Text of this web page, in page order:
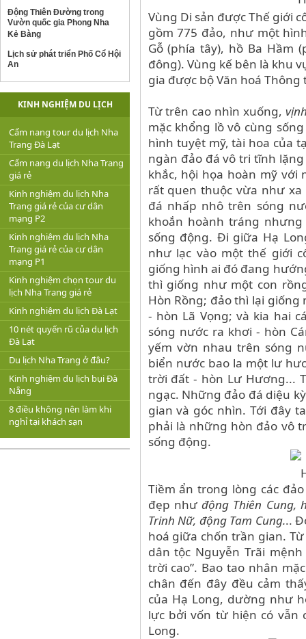
Động Thiên Đường trong
Vườn quốc gia Phong Nha
Kẻ Bàng
Lịch sử phát triển Phố Cổ Hội
An
KINH NGHIỆM DU LỊCH
Cẩm nang tour du lịch Nha
Trang Đà Lạt
Cẩm nang du lịch Nha Trang
giá rẻ
Kinh nghiệm du lịch Nha
Trang giá rẻ của cư dân
mạng P2
Kinh nghiệm du lịch Nha
Trang giá rẻ của cư dân
mạng P1
Kinh nghiệm chọn tour du
lịch Nha Trang giá rẻ
Kinh nghiệm du lịch Đà Lạt
10 nét quyến rũ của du lịch
Đà Lạt
Du lịch Nha Trang ở đâu?
Kinh nghiệm du lịch bụi Đà
Nẵng
8 điều không nên làm khi
nghỉ tại khách sạn
Vùng Di sản được Thế giới
gồm 775 đảo, như một
Gỗ (phía tây), hồ Ba Hầm
đông). Vùng kế bên là khu
gia được bộ Văn hoá
Từ trên cao nhìn xuống,
mặc khổng lồ vô cùng
hình tuyệt mỹ, tài hoa của
ngàn đảo đá vô tri tĩnh
khắc, hội họa hoàn mỹ
rất quen thuộc vừa như
đá nhấp nhô trên sóng
khoắn hoành tráng
sống động. Đi giữa Hạ
như lạc vào một thế giới
giống hình ai đó đang
thì giống như một con
Hòn Rồng; đảo thì lại
- hòn Lã Vọng; và kia hai
sóng nước ra khơi - hòn
yếm vờn nhau trên sóng
biển nước bao la một lư
trời đất - hòn Lư Hương...
ngạc. Những đảo đá diệu
gian và góc nhìn. Tới đây
phải là những hòn đảo vô
sống động.
Tiềm ẩn trong lòng các
đẹp nhưđộng Thiên Cung,
Trinh Nữ, động Tam Cung...
hoá giữa chốn trần gian.
dân tộc Nguyễn Trãi
trời cao”. Bao tao nhân
chân đến đây đều cảm
của Hạ Long, dường như
lực bởi vốn từ hiện có vẫn
Long.